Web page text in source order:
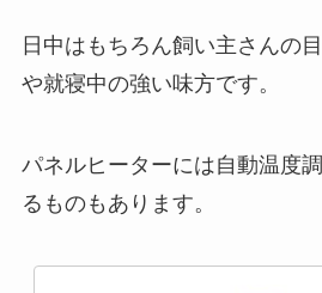
日中はもちろん飼い主さんの
や就寝中の強い味方です。
パネルヒーターには自動温度
るものもあります。